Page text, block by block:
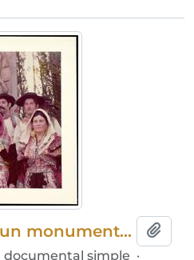
Inauguración de un monumento en homenaje a Jacinto Guerrero
documental simple ·